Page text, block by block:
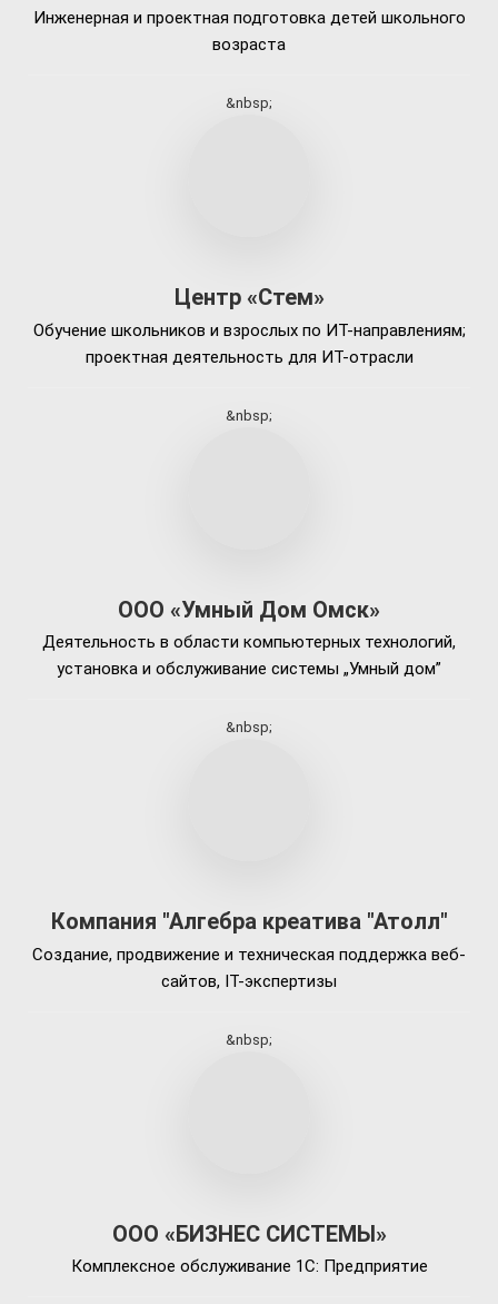
Инженерная и проектная подготовка детей школьного
возраста
&nbsp;
Центр «Стем»
Обучение школьников и взрослых по ИТ-направлениям;
проектная деятельность для ИТ-отрасли
&nbsp;
ООО «Умный Дом Омск»
Деятельность в области компьютерных технологий,
установка и обслуживание системы „Умный дом”
&nbsp;
Компания "Алгебра креатива "Атолл"
Создание, продвижение и техническая поддержка веб-
сайтов, IT-экспертизы
&nbsp;
ООО «БИЗНЕС СИСТЕМЫ»
Комплексное обслуживание 1С: Предприятие